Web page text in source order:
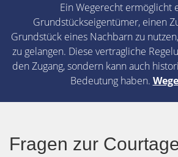
Ein Wegerecht ermöglicht
Grundstückseigentümer, einen
Grundstück eines Nachbarn zu
zu gelangen. Diese vertragliche
den Zugang, sondern kann auch
Bedeutung haben.
Fragen zur